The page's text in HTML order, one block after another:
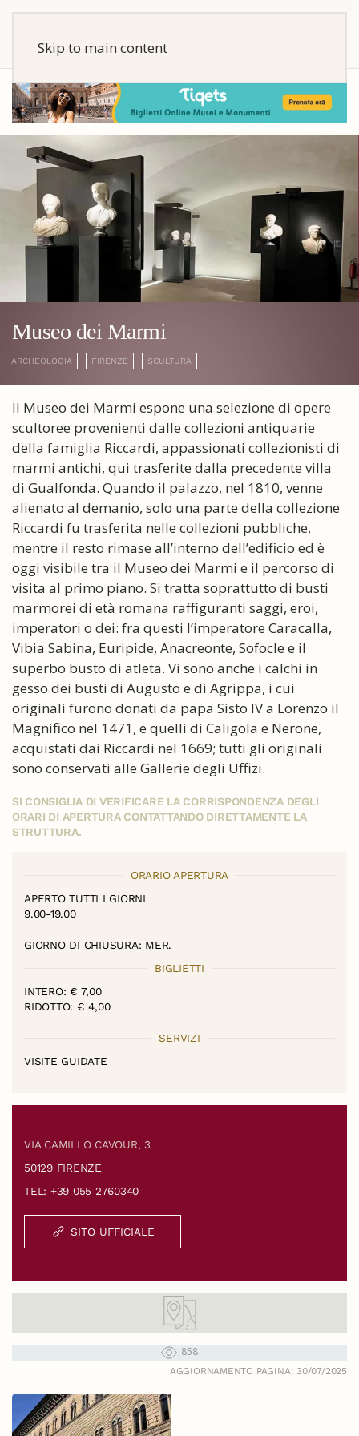
Skip to main content
Museo dei Marmi
ARCHEOLOGIA FIRENZE SCULTURA
Il Museo dei Marmi espone una selezione di opere
scultoree provenienti dalle collezioni antiquarie
della famiglia Riccardi, appassionati collezionisti di
marmi antichi, qui trasferite dalla precedente villa
di Gualfonda. Quando il palazzo, nel 1810, venne
alienato al demanio, solo una parte della collezione
Riccardi fu trasferita nelle collezioni pubbliche,
mentre il resto rimase all’interno dell’edificio ed è
oggi visibile tra il Museo dei Marmi e il percorso di
visita al primo piano. Si tratta soprattutto di busti
marmorei di età romana raffiguranti saggi, eroi,
imperatori o dei: fra questi l’imperatore Caracalla,
Vibia Sabina, Euripide, Anacreonte, Sofocle e il
superbo busto di atleta. Vi sono anche i calchi in
gesso dei busti di Augusto e di Agrippa, i cui
originali furono donati da papa Sisto IV a Lorenzo il
Magnifico nel 1471, e quelli di Caligola e Nerone,
acquistati dai Riccardi nel 1669; tutti gli originali
sono conservati alle Gallerie degli Uffizi.
SI CONSIGLIA DI VERIFICARE LA CORRISPONDENZA DEGLI
ORARI DI APERTURA CONTATTANDO DIRETTAMENTE LA
STRUTTURA.
ORARIO APERTURA
APERTO TUTTI I GIORNI
9.00-19.00
GIORNO DI CHIUSURA: MER.
BIGLIETTI
INTERO: € 7,00
RIDOTTO: € 4,00
SERVIZI
VISITE GUIDATE
VIA CAMILLO CAVOUR, 3
50129 FIRENZE
TEL: +39 055 2760340
SITO UFFICIALE
858
AGGIORNAMENTO PAGINA: 30/07/2025